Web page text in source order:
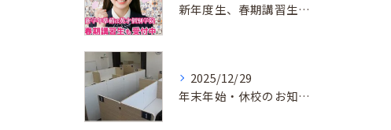
新年度生、春期講習生 受付中！
2025/12/29
年末年始・休校のお知らせ